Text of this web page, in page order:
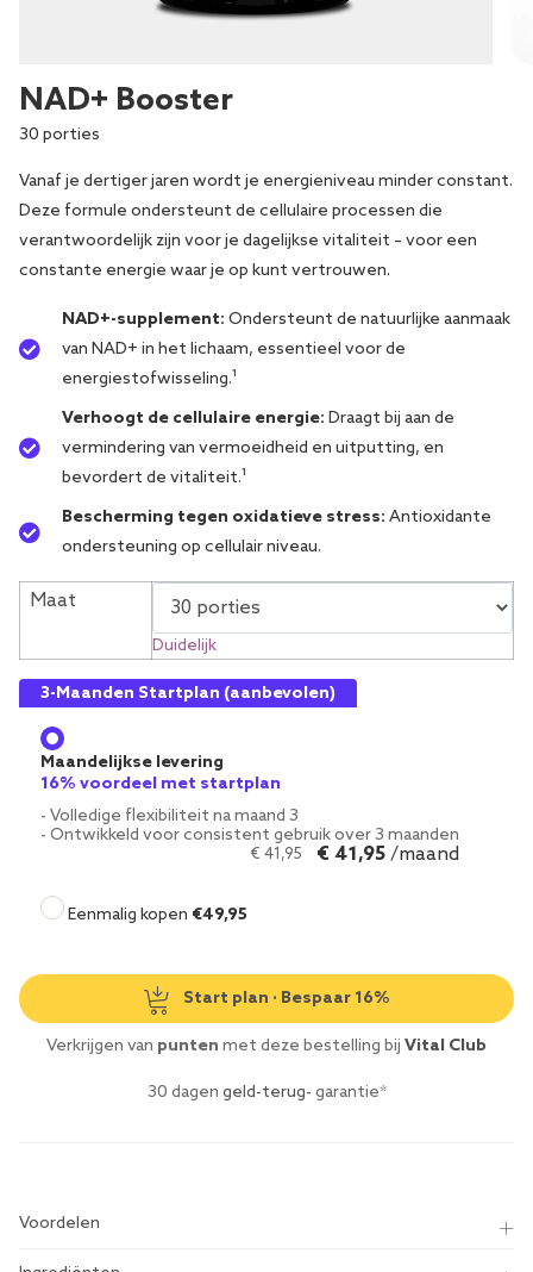
NAD+ Booster
30 porties
Vanaf je dertiger jaren wordt je energieniveau minder constant.
Deze formule ondersteunt de cellulaire processen die
verantwoordelijk zijn voor je dagelijkse vitaliteit – voor een
constante energie waar je op kunt vertrouwen.
NAD+-supplement: Ondersteunt de natuurlijke aanmaak
van NAD+ in het lichaam, essentieel voor de
energiestofwisseling.¹
Verhoogt de cellulaire energie: Draagt ​​bij aan de
vermindering van vermoeidheid en uitputting, en
bevordert de vitaliteit.¹
Bescherming tegen oxidatieve stress: Antioxidante
ondersteuning op cellulair niveau.
Maat
Duidelijk
3-Maanden Startplan (aanbevolen)
Maandelijkse levering
16% voordeel met startplan
- Volledige flexibiliteit na maand 3
- Ontwikkeld voor consistent gebruik over 3 maanden
€ 41,95 € 41,95 /maand
Eenmalig kopen €49,95
Start plan · Bespaar 16%
Verkrijgen van punten met deze bestelling bij Vital Club
30 dagen geld-terug- garantie*
Voordelen